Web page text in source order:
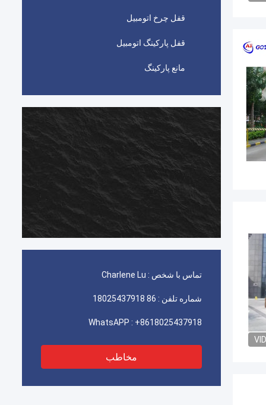
قفل چرخ اتومبیل
قفل پارکینگ اتومبیل
مانع پارکینگ
تماس با شخص : Charlene Lu
شماره تلفن : 86 18025437918
WhatsAPP : +8618025437918
مخاطب